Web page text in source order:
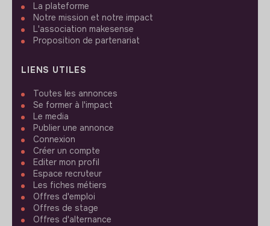
La plateforme
Notre mission et notre impact
L'association makesense
Proposition de partenariat
LIENS UTILES
Toutes les annonces
Se former à l'impact
Le media
Publier une annonce
Connexion
Créer un compte
Editer mon profil
Espace recruteur
Les fiches métiers
Offres d'emploi
Offres de stage
Offres d'alternance